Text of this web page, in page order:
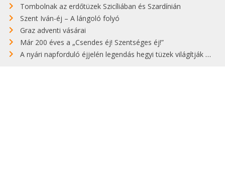
Tombolnak az erdőtüzek Szicíliában és Szardínián
Szent Iván-éj – A lángoló folyó
Graz adventi vásárai
Már 200 éves a „Csendes éj! Szentséges éj!”
A nyári napforduló éjjelén legendás hegyi tüzek világítják meg Zugspitzét